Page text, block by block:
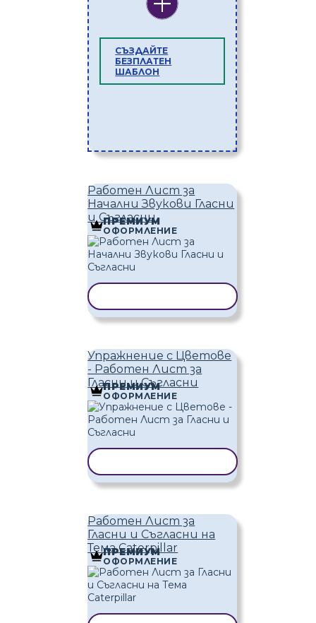
СЪЗДАЙТЕ
БЕЗПЛАТЕН
ШАБЛОН
Работен Лист за
Начални Звукови Гласни
и Съгласни
ПРЕМИУМ
ОФОРМЛЕНИЕ
Упражнение с Цветове
- Работен Лист за
Гласни и Съгласни
ПРЕМИУМ
ОФОРМЛЕНИЕ
Работен Лист за
Гласни и Съгласни на
Тема Caterpillar
ПРЕМИУМ
ОФОРМЛЕНИЕ